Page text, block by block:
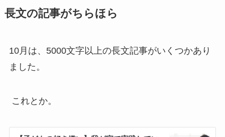
長文の記事がちらほら
10月は、5000文字以上の長文記事がいくつかあり
ました。
これとか。